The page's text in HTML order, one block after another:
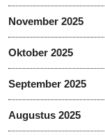
November 2025
Oktober 2025
September 2025
Augustus 2025